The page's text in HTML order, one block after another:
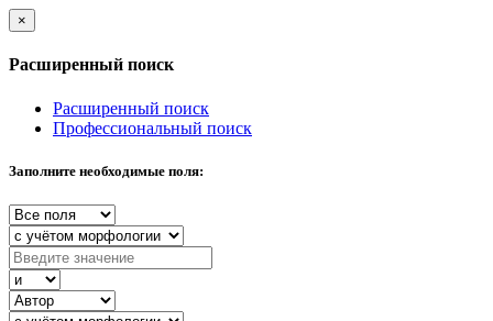
×
Расширенный поиск
Расширенный поиск
Профессиональный поиск
Заполните необходимые поля: